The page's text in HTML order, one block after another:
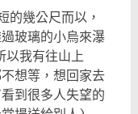
的幾公尺而以，
玻璃的小烏來瀑
以我有往山上
想等，想回家去
到很多人失望的